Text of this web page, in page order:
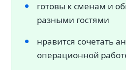
готовы к сменам и
разными гостями
нравится сочетать
операционной